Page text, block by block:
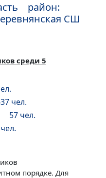
район:
СШ
среди 5
чел.
57 чел.
порядке. Для